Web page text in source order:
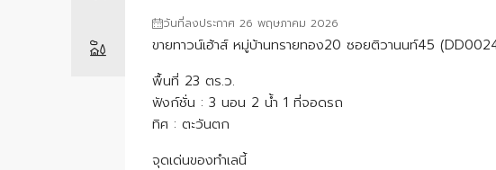
วันที่ลงประกาศ 26 พฤษภาคม 2026
ขายทาวน์เฮ้าส์ หมู่บ้านทรายทอง20 ซอยติวานนท์45
พื้นที่ 23 ตร.ว.
ฟังก์ชั่น : 3 นอน 2 น้ำ 1 ที่จอดรถ
ทิศ : ตะวันตก
จุดเด่นของทำเลนี้